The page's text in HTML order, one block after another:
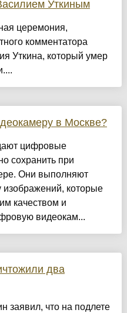
Уткиным
церемония,
комментатора
Уткина, который умер
в Москве?
цифровые
сохранить при
Они выполняют
изображений, которые
качеством и
видеокам...
два
заявил, что на подлете